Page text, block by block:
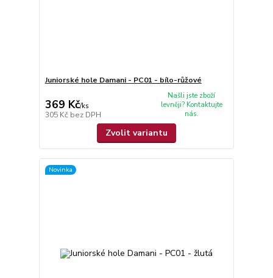
Juniorské hole Damani - PC01 - bílo-růžové
369 Kč/ks
305 Kč bez DPH
Našli jste zboží
levněji? Kontaktujte
nás.
Zvolit variantu
Novinka